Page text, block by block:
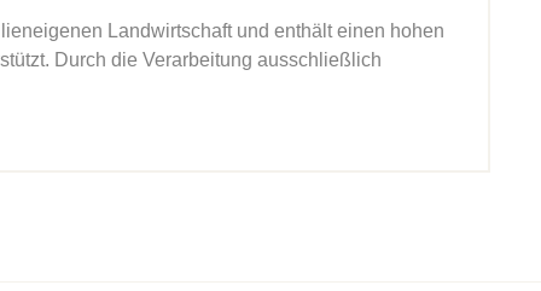
Landwirtschaft und enthält einen hohen
Durch die Verarbeitung ausschließlich